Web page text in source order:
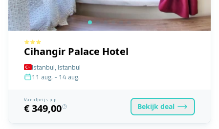
Cihangir Palace Hotel
Istanbul, Istanbul
11 aug. - 14 aug.
Vanafprijs p.p.
€ 349,00 Bekijk deal